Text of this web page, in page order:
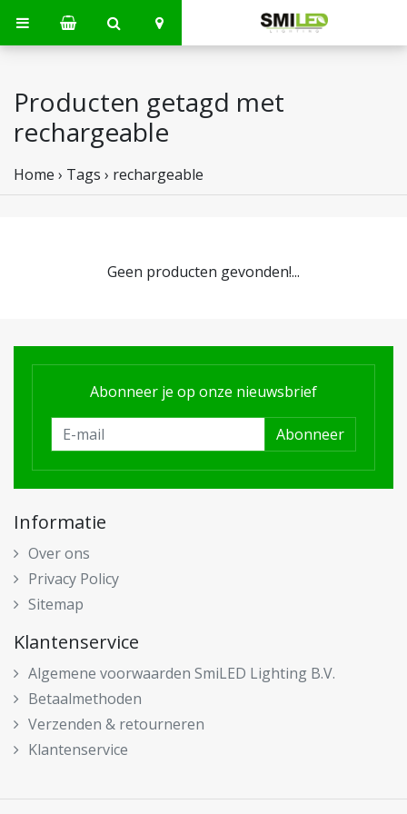
Producten getagd met
rechargeable
Home › Tags › rechargeable
Geen producten gevonden!...
Abonneer je op onze nieuwsbrief
Abonneer
Informatie
Over ons
Privacy Policy
Sitemap
Klantenservice
Algemene voorwaarden SmiLED Lighting B.V.
Betaalmethoden
Verzenden & retourneren
Klantenservice